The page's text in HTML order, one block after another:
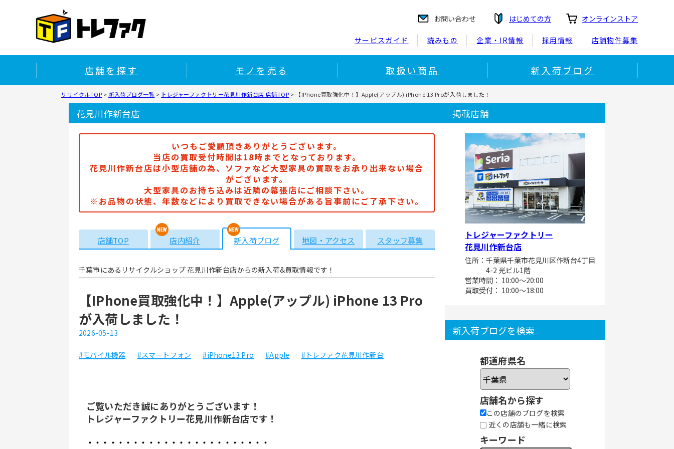
お問い合わせ はじめての方 オンラインストア
サービスガイド 読みもの 企業・IR情報 採用情報 店舗物件募集
店舗を探す モノを売る 取扱い商品 新入荷ブログ
リサイクルTOP >新入荷ブログ一覧 > トレジャーファクトリー花見川作新台店 店舗TOP > 【IPhone買取強化中！】Apple(アップル) iPhone 13 Proが入荷しました！
花見川作新台店
いつもご愛顧頂きありがとうございます。
当店の買取受付時間は18時までとなっております。
花見川作新台店は小型店舗の為、ソファなど大型家具の買取をお承り出来ない場合
がございます。
大型家具のお持ち込みは近隣の幕張店にご相談下さい。
※お品物の状態、年数などにより買取できない場合がある旨事前にご了承下さい。
店舗TOP 店内紹介 新入荷ブログ 地図・アクセス スタッフ募集
千葉市にあるリサイクルショップ 花見川作新台店からの新入荷&買取情報です！
【IPhone買取強化中！】Apple(アップル) iPhone 13 Pro
が入荷しました！
2026-05-13
#モバイル機器 #スマートフォン #iPhone13 Pro #Apple #トレファク花見川作新台
ご覧いただき誠にありがとうございます！
トレジャーファクトリー花見川作新台店です！
・・・・・・・・・・・・・・・・・・・・・・・・
掲載店舗
トレジャーファクトリー
花見川作新台店
住所：千葉県千葉市花見川区作新台4丁目
4-2 光ビル1階
営業時間： 10:00～20:00
買取受付： 10:00～18:00
新入荷ブログを検索
都道府県名
店舗名から探す
この店舗のブログを検索
近くの店舗も一緒に検索
キーワード